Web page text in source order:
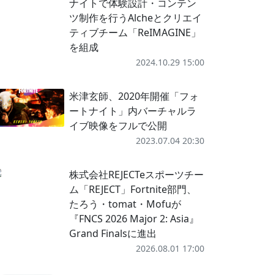
ナイトで体験設計・コンテン
ツ制作を行うAlcheとクリエイ
ティブチーム「ReIMAGINE」
を組成
2024.10.29 15:00
米津玄師、2020年開催「フォ
ートナイト」内バーチャルラ
イブ映像をフルで公開
2023.07.04 20:30
株式会社REJECTeスポーツチー
ム「REJECT」Fortnite部門、
たろう・tomat・Mofuが
『FNCS 2026 Major 2: Asia』
Grand Finalsに進出
2026.08.01 17:00